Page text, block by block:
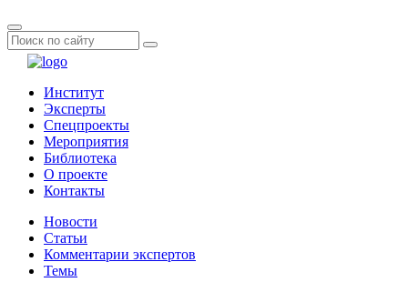
Институт
Эксперты
Спецпроекты
Мероприятия
Библиотека
О проекте
Контакты
Новости
Статьи
Комментарии экспертов
Темы